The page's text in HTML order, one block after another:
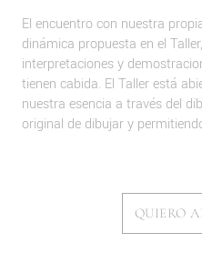
El encuentro con nuestra
dinámica propuesta en el
interpretaciones y
tienen cabida. El Taller está
nuestra esencia a través del
original de dibujar y
QUIERO